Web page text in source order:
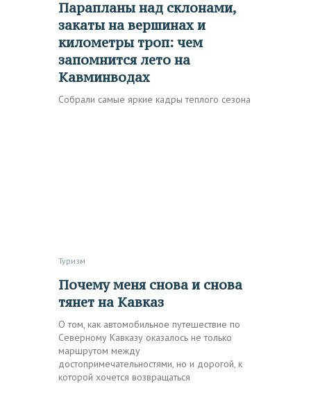
Парапланы над склонами,
закаты на вершинах и
километры троп: чем
запомнится лето на
Кавминводах
Собрали самые яркие кадры теплого сезона
Туризм
Почему меня снова и снова
тянет на Кавказ
О том, как автомобильное путешествие по
Северному Кавказу оказалось не только
маршрутом между
достопримечательностями, но и дорогой, к
которой хочется возвращаться